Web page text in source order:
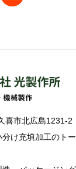
市北広島1231-2
け充填加工のト